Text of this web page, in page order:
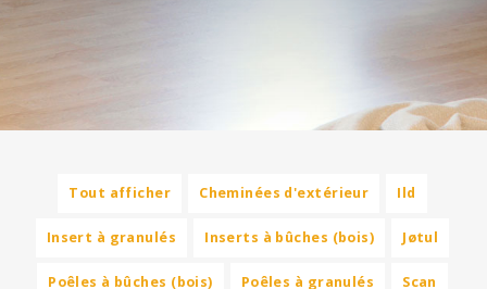
Tout afficher Cheminées d'extérieur Ild
Insert à granulés Inserts à bûches (bois) Jøtul
Poêles à bûches (bois) Poêles à granulés Scan